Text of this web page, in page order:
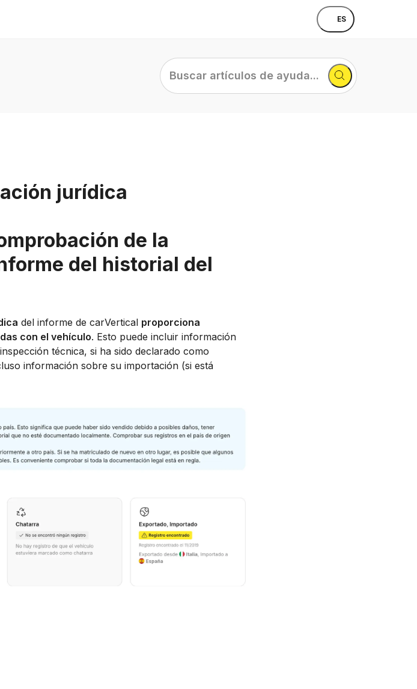
ES
Buscar
artículos
de
jurídica
de la
del historial del
del informe de carVertical proporciona
con el vehículo. Esto puede incluir información
técnica, si ha sido declarado como
información sobre su importación (si está